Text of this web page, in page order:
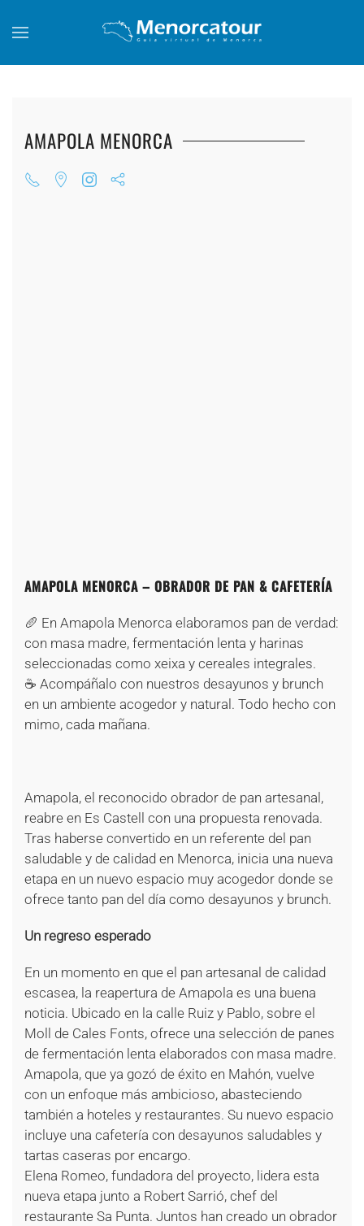
Skip to main content
AMAPOLA MENORCA
AMAPOLA MENORCA – OBRADOR DE PAN & CAFETERÍA
🥖 En Amapola Menorca elaboramos pan de verdad:
con masa madre, fermentación lenta y harinas
seleccionadas como xeixa y cereales integrales.
☕ Acompáñalo con nuestros desayunos y brunch
en un ambiente acogedor y natural. Todo hecho con
mimo, cada mañana.
Amapola, el reconocido obrador de pan artesanal,
reabre en Es Castell con una propuesta renovada.
Tras haberse convertido en un referente del pan
saludable y de calidad en Menorca, inicia una nueva
etapa en un nuevo espacio muy acogedor donde se
ofrece tanto pan del día como desayunos y brunch.
Un regreso esperado
En un momento en que el pan artesanal de calidad
escasea, la reapertura de Amapola es una buena
noticia. Ubicado en la calle Ruiz y Pablo, sobre el
Moll de Cales Fonts, ofrece una selección de panes
de fermentación lenta elaborados con masa madre.
Amapola, que ya gozó de éxito en Mahón, vuelve
con un enfoque más ambicioso, abasteciendo
también a hoteles y restaurantes. Su nuevo espacio
incluye una cafetería con desayunos saludables y
tartas caseras por encargo.
Elena Romeo, fundadora del proyecto, lidera esta
nueva etapa junto a Robert Sarrió, chef del
restaurante Sa Punta. Juntos han creado un obrador